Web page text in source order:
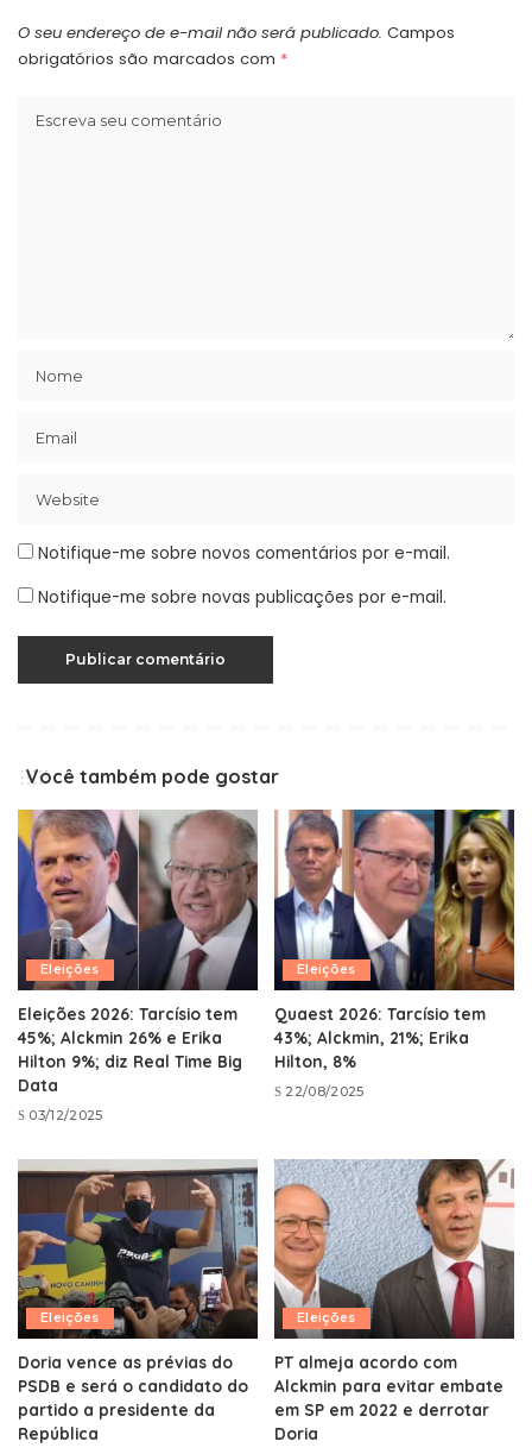
O seu endereço de e-mail não será publicado. Campos
obrigatórios são marcados com *
Notifique-me sobre novos comentários por e-mail.
Notifique-me sobre novas publicações por e-mail.
Você também pode gostar
Eleições
Eleições 2026: Tarcísio tem
45%; Alckmin 26% e Erika
Hilton 9%; diz Real Time Big
Data
03/12/2025
Eleições
Quaest 2026: Tarcísio tem
43%; Alckmin, 21%; Erika
Hilton, 8%
22/08/2025
Eleições
Doria vence as prévias do
PSDB e será o candidato do
partido a presidente da
República
Eleições
PT almeja acordo com
Alckmin para evitar embate
em SP em 2022 e derrotar
Doria